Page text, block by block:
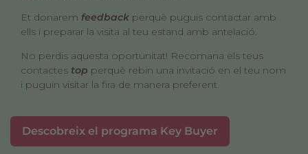
Et donarem feedback perquè puguis contactar amb
ells i preparar la visita al teu estand amb antelació.
No perdis aquesta oportunitat! Recomana els teus
contactes top perquè rebin una invitació en el teu nom
i puguin visitar la fira de manera preferent.
Descobreix el programa Key Buyer